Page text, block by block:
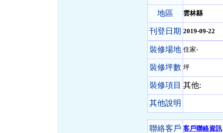
地區 雲林縣
刊登日期 2019-09-22
裝修場地 住家-
裝修坪數 坪
裝修項目 其他:
其他說明
聯絡客戶 客戶聯絡資訊